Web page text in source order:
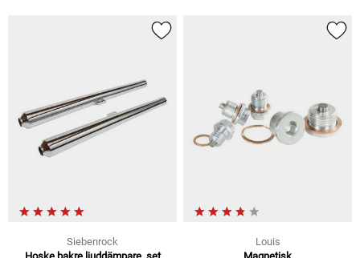
Siebenrock
Louis